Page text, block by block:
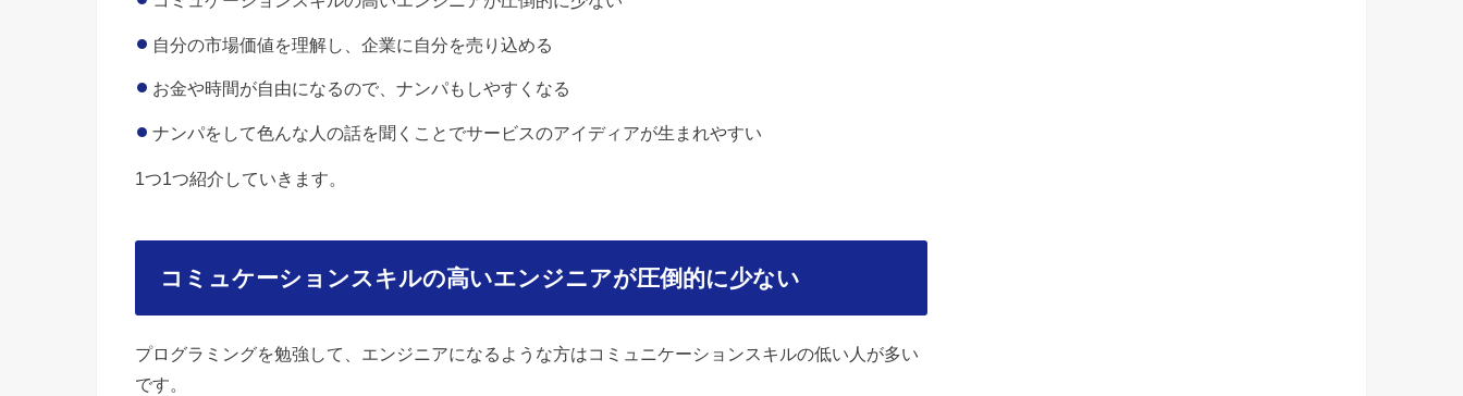
自分の市場価値を理解し、企業に自分を売り込める
お金や時間が自由になるので、ナンパもしやすくなる
ナンパをして色んな人の話を聞くことでサービスのアイディアが生まれやすい
1つ1つ紹介していきます。
コミュケーションスキルの高いエンジニアが圧倒的に少ない
プログラミングを勉強して、エンジニアになるような方はコミュニケーションスキルの低い人が多い
です。